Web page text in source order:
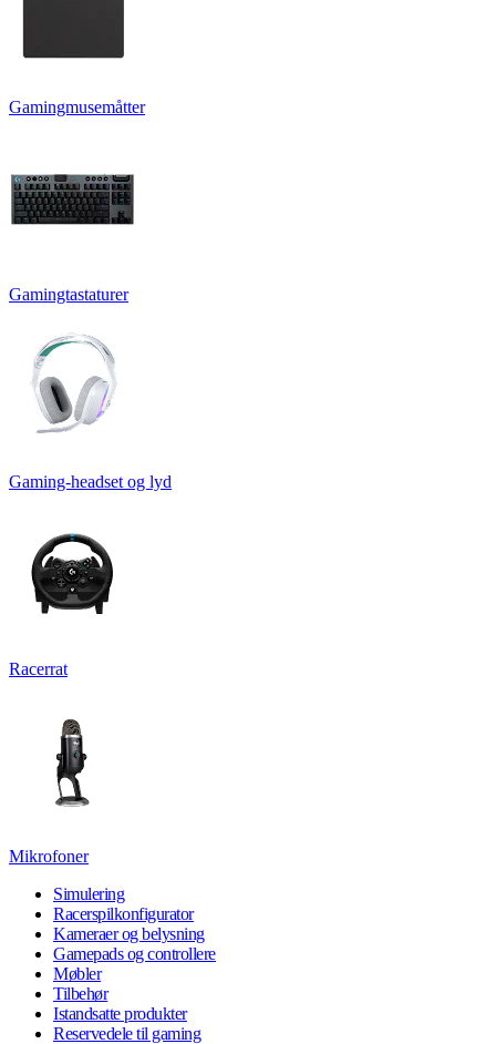
Gamingmusemåtter
Gamingtastaturer
Gaming-headset og lyd
Racerrat
Mikrofoner
Simulering
Racerspilkonfigurator
Kameraer og belysning
Gamepads og controllere
Møbler
Tilbehør
Istandsatte produkter
Reservedele til gaming